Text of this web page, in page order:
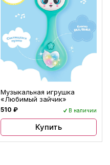
Музыкальная игрушка
«Любимый зайчик»
510 ₽ В наличии
Купить